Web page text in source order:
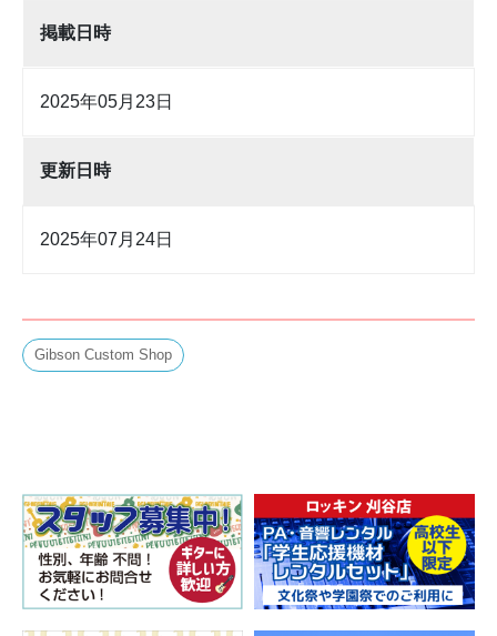
掲載日時
2025年05月23日
更新日時
2025年07月24日
Gibson Custom Shop